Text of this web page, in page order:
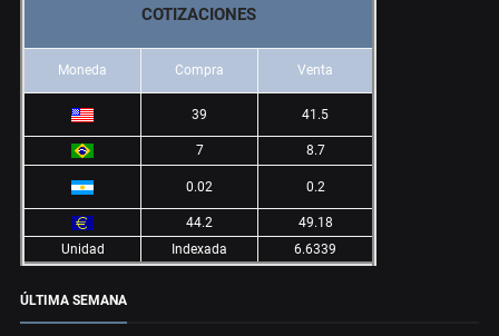
COTIZACIONES
Moneda Compra Venta
39 41.5
7 8.7
0.02 0.2
44.2
49.18
Unidad
Indexada 6.6339
ÚLTIMA SEMANA